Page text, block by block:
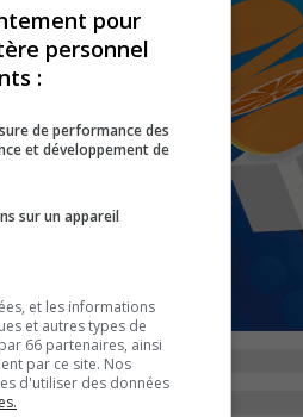
pour
personnel
:
de performance des
et développement de
sur un appareil
et les informations
et autres types de
66 partenaires, ainsi
par ce site. Nos
d'utiliser des données